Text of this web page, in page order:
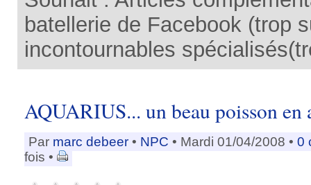
batellerie de Facebook (trop
incontournables
AQUARIUS... un beau poisson en
Par marc debeer • NPC • Mardi 01/04/2008 • 0
fois •